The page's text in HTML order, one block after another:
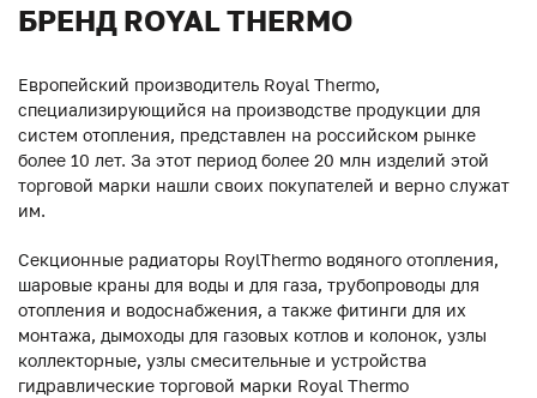
БРЕНД ROYAL THERMO
Европейский производитель Royal Thermo,
специализирующийся на производстве продукции для
систем отопления, представлен на российском рынке
более 10 лет. За этот период более 20 млн изделий этой
торговой марки нашли своих покупателей и верно служат
им.
Секционные радиаторы RoylThermo водяного отопления,
шаровые краны для воды и для газа, трубопроводы для
отопления и водоснабжения, а также фитинги для их
монтажа, дымоходы для газовых котлов и колонок, узлы
коллекторные, узлы смесительные и устройства
гидравлические торговой марки Royal Thermo